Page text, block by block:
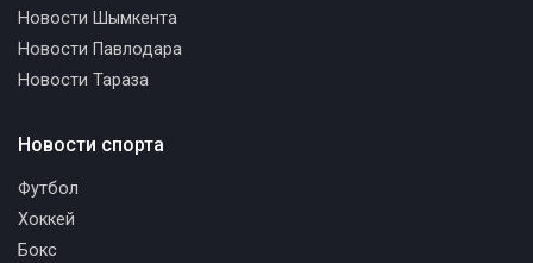
Новости Шымкента
Новости Павлодара
Новости Тараза
Новости спорта
Футбол
Хоккей
Бокс